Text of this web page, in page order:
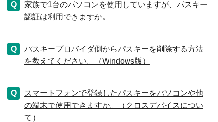
家族で1台のパソコンを使用していますが、パスキー
認証は利用できますか。
パスキープロバイダ側からパスキーを削除する方法
を教えてください。（Windows版）
スマートフォンで登録したパスキーをパソコンや他
の端末で使用できますか。（クロスデバイスについ
て）